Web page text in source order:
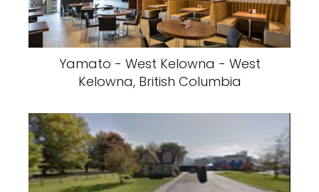
Yamato - West Kelowna - West
Kelowna, British Columbia